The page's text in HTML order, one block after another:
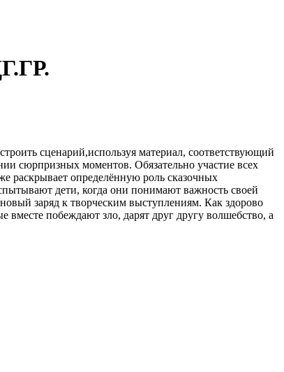
сценарий,используя материал, соответствующий
сюрпризных моментов. Обязательно участие всех
раскрывает определённую роль сказочных
дети, когда они понимают важность своей
заряд к творческим выступлениям. Как здорово
вместе побеждают зло, дарят друг другу волшебство, а